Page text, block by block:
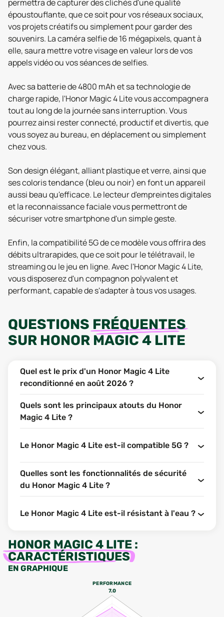
permettra de capturer des clichés d'une qualité
époustouflante, que ce soit pour vos réseaux sociaux,
vos projets créatifs ou simplement pour garder des
souvenirs. La caméra selfie de 16 mégapixels, quant à
elle, saura mettre votre visage en valeur lors de vos
appels vidéo ou vos séances de selfies.
Avec sa batterie de 4800 mAh et sa technologie de
charge rapide, l'Honor Magic 4 Lite vous accompagnera
tout au long de la journée sans interruption. Vous
pourrez ainsi rester connecté, productif et divertis, que
vous soyez au bureau, en déplacement ou simplement
chez vous.
Son design élégant, alliant plastique et verre, ainsi que
ses coloris tendance (bleu ou noir) en font un appareil
aussi beau qu'efficace. Le lecteur d'empreintes digitales
et la reconnaissance faciale vous permettront de
sécuriser votre smartphone d'un simple geste.
Enfin, la compatibilité 5G de ce modèle vous offrira des
débits ultrarapides, que ce soit pour le télétravail, le
streaming ou le jeu en ligne. Avec l'Honor Magic 4 Lite,
vous disposerez d'un compagnon polyvalent et
performant, capable de s'adapter à tous vos usages.
QUESTIONS FRÉQUENTES
SUR HONOR MAGIC 4 LITE
Quel est le prix d'un Honor Magic 4 Lite
reconditionné en août 2026 ?
Quels sont les principaux atouts du Honor
Magic 4 Lite ?
Le Honor Magic 4 Lite est-il compatible 5G ?
Quelles sont les fonctionnalités de sécurité
du Honor Magic 4 Lite ?
Le Honor Magic 4 Lite est-il résistant à l'eau ?
HONOR MAGIC 4 LITE :
CARACTÉRISTIQUES
EN GRAPHIQUE
PERFORMANCE
7.0